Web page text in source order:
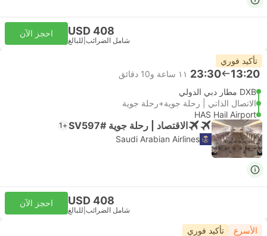
USD 408
شامل الضرائب للبالغ
احجز الآن
تأكيد فوري
13:20
23:30 ١١ ساعة و‫10 دقائق
DXB مطار دبي الدولي
الاتصال الذاتي | رحلة جوية+رحلة جوية
HAS Hail Airport
الاقتصاد | رحلة جوية #SV597 +1
Saudi Arabian Airlines
USD 408
شامل الضرائب للبالغ
احجز الآن
الأسرع تأكيد فوري